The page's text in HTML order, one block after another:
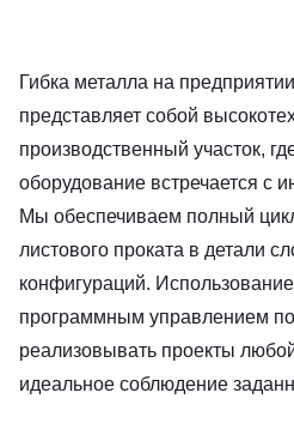
Гибка металла на
представляет собой
производственный участок,
оборудование встречается с
Мы обеспечиваем полный
листового проката в детали
конфигураций.
программным управлением
реализовывать проекты
идеальное соблюдение